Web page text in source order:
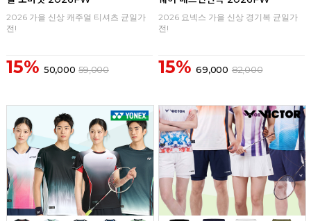
2026 가을 신상 캐주얼 티셔츠 균일가
전!
15% 50,000 59,000
2026 요넥스 가을 신상 경기복 균일가
전!
15% 69,000 82,000